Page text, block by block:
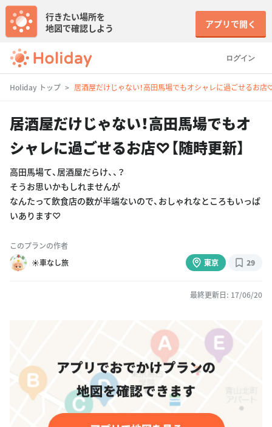
ログイン
行きたい場所を
地図で確認しよう
アプリで開く
Holiday トップ 居酒屋だけじゃない！高田馬場でもオシャレに過ごせるお店♡
居酒屋だけじゃない！高田馬場でもオ
シャレに過ごせるお店♡【随時更新】
高田馬場て、居酒屋だらけ、、？
そうお思いかもしれませんが
なんたって飲食店の数が半端ないので、おしゃれなところもいっぱ
いあります♡
このプランの作者
☀️車なし旅
東京 29
最終更新日: 17/06/20